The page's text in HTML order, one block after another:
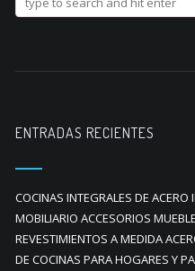
ENTRADAS RECIENTES
COCINAS INTEGRALES DE ACERO
MOBILIARIO ACCESORIOS
REVESTIMIENTOS A MEDIDA
DE COCINAS PARA HOGARES Y